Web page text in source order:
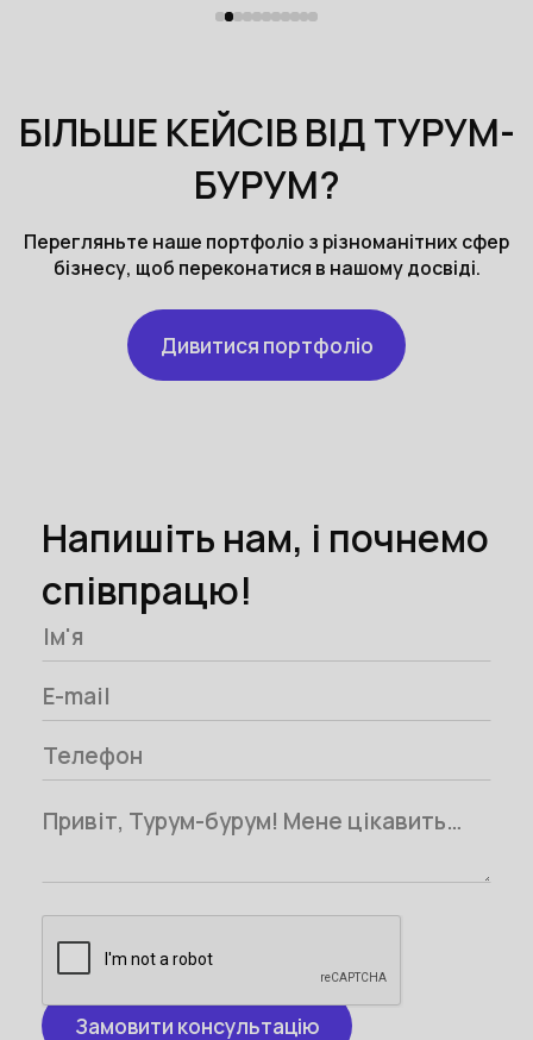
БІЛЬШЕ КЕЙСІВ ВІД ТУРУМ-
БУРУМ?
Перегляньте наше портфоліо з різноманітних сфер
бізнесу, щоб переконатися в нашому досвіді.
Дивитися портфоліо
Напишіть нам, і почнемо
співпрацю!